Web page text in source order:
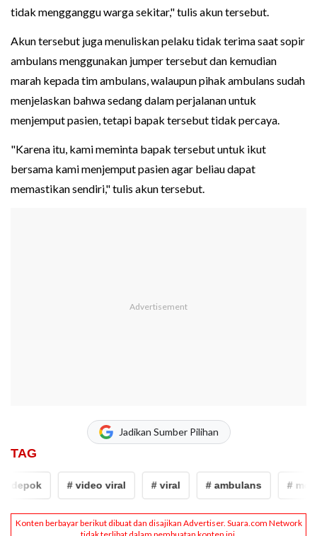
tidak mengganggu warga sekitar," tulis akun tersebut.
Akun tersebut juga menuliskan pelaku tidak terima saat sopir
ambulans menggunakan jumper tersebut dan kemudian
marah kepada tim ambulans, walaupun pihak ambulans sudah
menjelaskan bahwa sedang dalam perjalanan untuk
menjemput pasien, tetapi bapak tersebut tidak percaya.
"Karena itu, kami meminta bapak tersebut untuk ikut
bersama kami menjemput pasien agar beliau dapat
memastikan sendiri," tulis akun tersebut.
Jadikan Sumber Pilihan
TAG
# video viral # viral # ambulans # mobil